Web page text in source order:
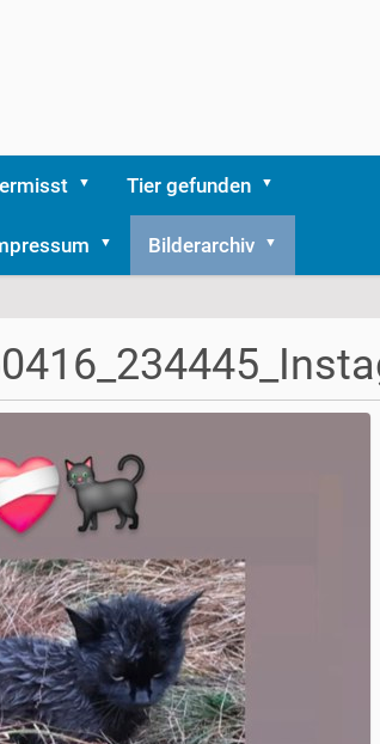
Tier gefunden
Bilderarchiv